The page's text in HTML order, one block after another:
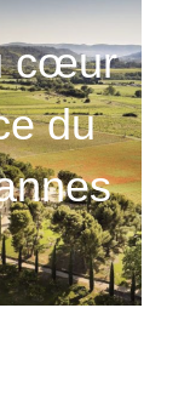
cœur
du